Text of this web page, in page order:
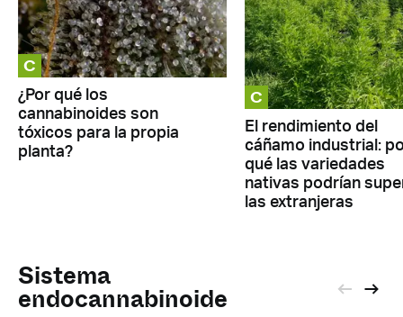
C
¿Por qué los
cannabinoides son
tóxicos para la propia
planta?
C
El rendimiento del
cáñamo industrial:
qué las variedades
nativas podrían
las extranjeras
Sistema
endocannabinoide